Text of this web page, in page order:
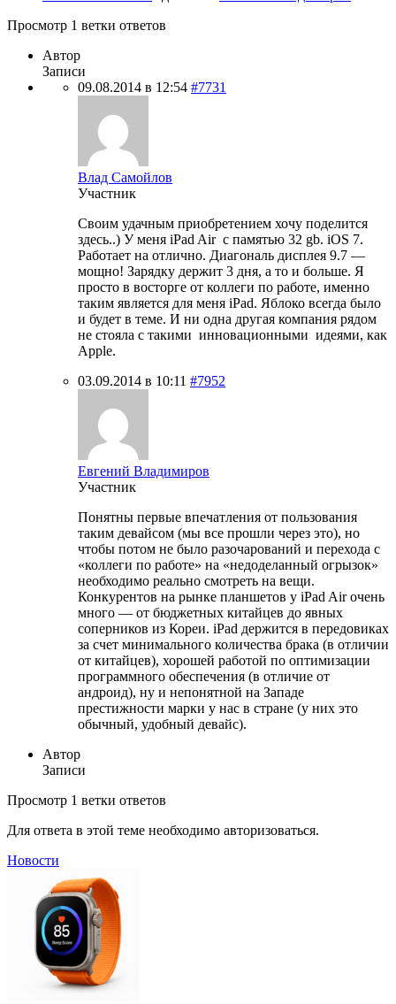
Просмотр 1 ветки ответов
Автор
Записи
09.08.2014 в 12:54 #7731
Влад Самойлов
Участник
Своим удачным приобретением хочу поделится
здесь..) У меня iPad Air с памятью 32 gb. iOS 7.
Работает на отлично. Диагональ дисплея 9.7 —
мощно! Зарядку держит 3 дня, а то и больше. Я
просто в восторге от коллеги по работе, именно
таким является для меня iPad. Яблоко всегда было
и будет в теме. И ни одна другая компания рядом
не стояла с такими инновационными идеями, как
Apple.
03.09.2014 в 10:11 #7952
Евгений Владимиров
Участник
Понятны первые впечатления от пользования
таким девайсом (мы все прошли через это), но
чтобы потом не было разочарований и перехода с
«коллеги по работе» на «недоделанный огрызок»
необходимо реально смотреть на вещи.
Конкурентов на рынке планшетов у iPad Air очень
много — от бюджетных китайцев до явных
соперников из Кореи. iPad держится в передовиках
за счет минимального количества брака (в отличии
от китайцев), хорошей работой по оптимизации
программного обеспечения (в отличие от
андроид), ну и непонятной на Западе
престижности марки у нас в стране (у них это
обычный, удобный девайс).
Автор
Записи
Просмотр 1 ветки ответов
Для ответа в этой теме необходимо авторизоваться.
Новости